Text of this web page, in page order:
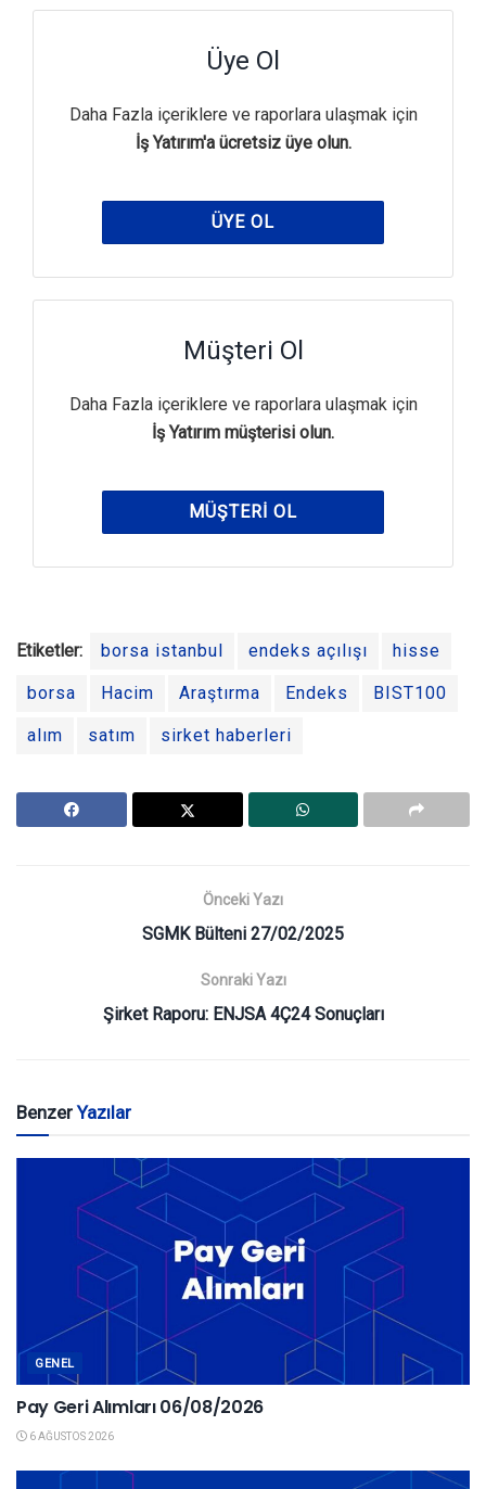
Üye Ol
Daha Fazla içeriklere ve raporlara ulaşmak için
İş Yatırım'a ücretsiz üye olun.
ÜYE OL
Müşteri Ol
Daha Fazla içeriklere ve raporlara ulaşmak için
İş Yatırım müşterisi olun.
MÜŞTERI OL
Etiketler: borsa istanbul endeks açılışı hisse
borsa Hacim Araştırma Endeks BIST100
alım satım sirket haberleri
Önceki Yazı
SGMK Bülteni 27/02/2025
Sonraki Yazı
Şirket Raporu: ENJSA 4Ç24 Sonuçları
BenzerYazılar
GENEL
Pay Geri Alımları 06/08/2026
6 AĞUSTOS 2026